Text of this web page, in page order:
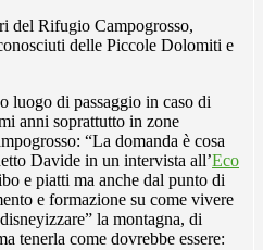
del Rifugio Campogrosso,
delle Piccole Dolomiti e
luogo di passaggio in caso di
anni soprattutto in zone
“La domanda è cosa
Davide in un intervista all’Eco
e piatti ma anche dal punto di
e formazione su come vivere
la montagna, di
tenerla come dovrebbe essere: